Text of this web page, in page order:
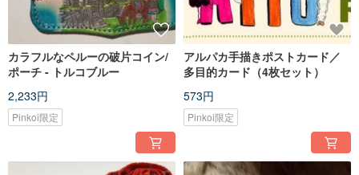
カラフルなペルーの破片コイン/
ポーチ - トルコブルー
2,233円
Pinkoi限定
アルパカ手描きポストカード／
多目的カード（4枚セット）
573円
Pinkoi限定